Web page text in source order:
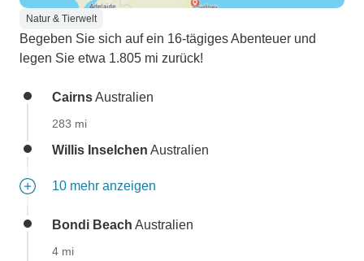
Natur & Tierwelt
Begeben Sie sich auf ein 16-tägiges Abenteuer und
legen Sie etwa 1.805 mi zurück!
CairnsAustralien
283 mi
Willis Inselchen Australien
10 mehr anzeigen
Bondi Beach Australien
4 mi